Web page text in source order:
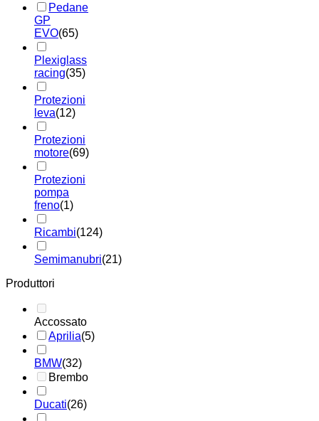
Pedane
GP
EVO(65)
Plexiglass
racing(35)
Protezioni
leva(12)
Protezioni
motore(69)
Protezioni
pompa
freno(1)
Ricambi(124)
Semimanubri(21)
Produttori
Accossato
Aprilia(5)
BMW(32)
Brembo
Ducati(26)